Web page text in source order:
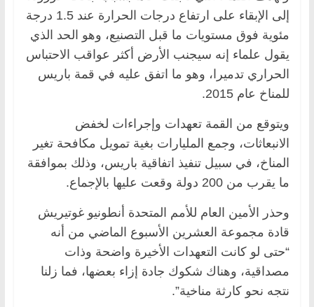
إلى الإبقاء على ارتفاع درجات الحرارة عند 1.5 درجة
مئوية فوق مستويات ما قبل التصنيع، وهو الحد الذي
يقول علماء إنه سيجنب الأرض أكثر عواقب الاحتباس
الحراري تدميرا، وهو ما اتفق عليه في قمة باريس
للمناخ عام 2015.
ويتوقع من القمة تعهدات وإجراءات لخفض
الانبعاثات، وجمع المليارات بغية تمويل مكافحة تغير
المناخ، في سبيل تنفيذ اتفاقية باريس، وذلك بموافقة
ما يقرب من 200 دولة وقعت عليها بالإجماع.
وحذر الأمين العام للأمم المتحدة أنطونيو غوتيريش
قادة مجموعة العشرين الأسبوع الماضي من أنه
“حتى لو كانت التعهدات الأخيرة واضحة وذات
مصداقية، وهناك شكوك جادة إزاء بعضها، فما زلنا
نتجه نحو كارثة مناخية”.